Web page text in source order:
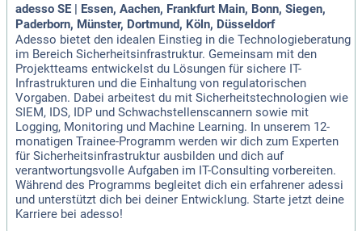
adesso SE | Essen, Aachen, Frankfurt Main, Bonn, Siegen,
Paderborn, Münster, Dortmund, Köln, Düsseldorf
Adesso bietet den idealen Einstieg in die Technologieberatung
im Bereich Sicherheitsinfrastruktur. Gemeinsam mit den
Projektteams entwickelst du Lösungen für sichere IT-
Infrastrukturen und die Einhaltung von regulatorischen
Vorgaben. Dabei arbeitest du mit Sicherheitstechnologien wie
SIEM, IDS, IDP und Schwachstellenscannern sowie mit
Logging, Monitoring und Machine Learning. In unserem 12-
monatigen Trainee-Programm werden wir dich zum Experten
für Sicherheitsinfrastruktur ausbilden und dich auf
verantwortungsvolle Aufgaben im IT-Consulting vorbereiten.
Während des Programms begleitet dich ein erfahrener adessi
und unterstützt dich bei deiner Entwicklung. Starte jetzt deine
Karriere bei adesso!